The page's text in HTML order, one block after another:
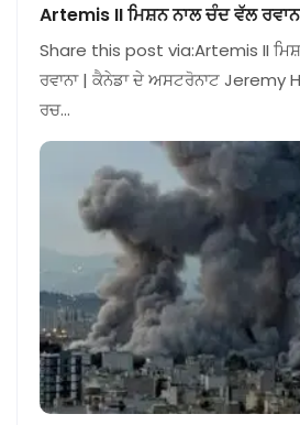
Artemis II ਮਿਸ਼ਨ ਨਾਲ ਚੰਦ ਵੱਲ
Share this post via:Artemis II
ਰਵਾਨਾ | ਕੈਨੇਡਾ ਦੇ ਅਸਟਰੋਨਾਟ Jeremy
ਰਚ…